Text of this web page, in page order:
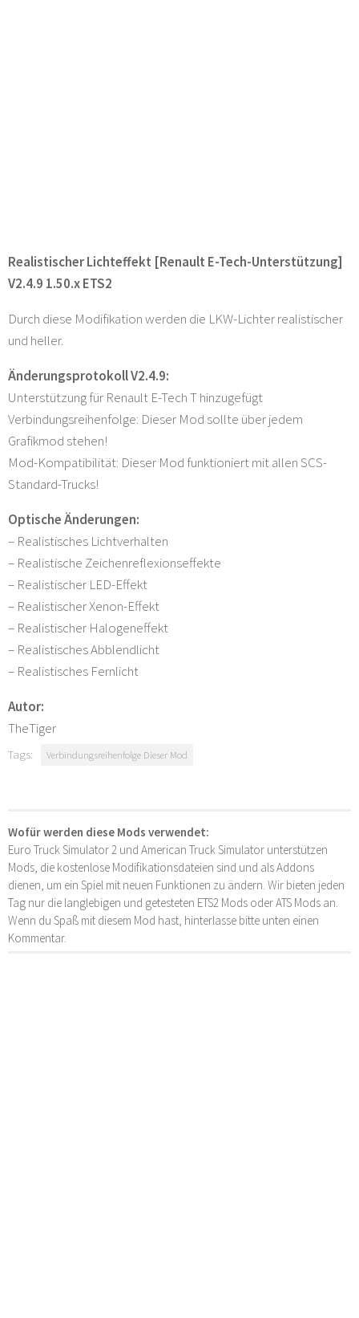
Realistischer Lichteffekt [Renault E-Tech-Unterstützung]
V2.4.9 1.50.x ETS2
Durch diese Modifikation werden die LKW-Lichter realistischer
und heller.
Änderungsprotokoll V2.4.9:
Unterstützung für Renault E-Tech T hinzugefügt
Verbindungsreihenfolge: Dieser Mod sollte über jedem
Grafikmod stehen!
Mod-Kompatibilität: Dieser Mod funktioniert mit allen SCS-
Standard-Trucks!
Optische Änderungen:
– Realistisches Lichtverhalten
– Realistische Zeichenreflexionseffekte
– Realistischer LED-Effekt
– Realistischer Xenon-Effekt
– Realistischer Halogeneffekt
– Realistisches Abblendlicht
– Realistisches Fernlicht
Autor:
TheTiger
Tags: Verbindungsreihenfolge Dieser Mod
Wofür werden diese Mods verwendet:
Euro Truck Simulator 2 und American Truck Simulator unterstützen
Mods, die kostenlose Modifikationsdateien sind und als Addons
dienen, um ein Spiel mit neuen Funktionen zu ändern. Wir bieten jeden
Tag nur die langlebigen und getesteten ETS2 Mods oder ATS Mods an.
Wenn du Spaß mit diesem Mod hast, hinterlasse bitte unten einen
Kommentar.